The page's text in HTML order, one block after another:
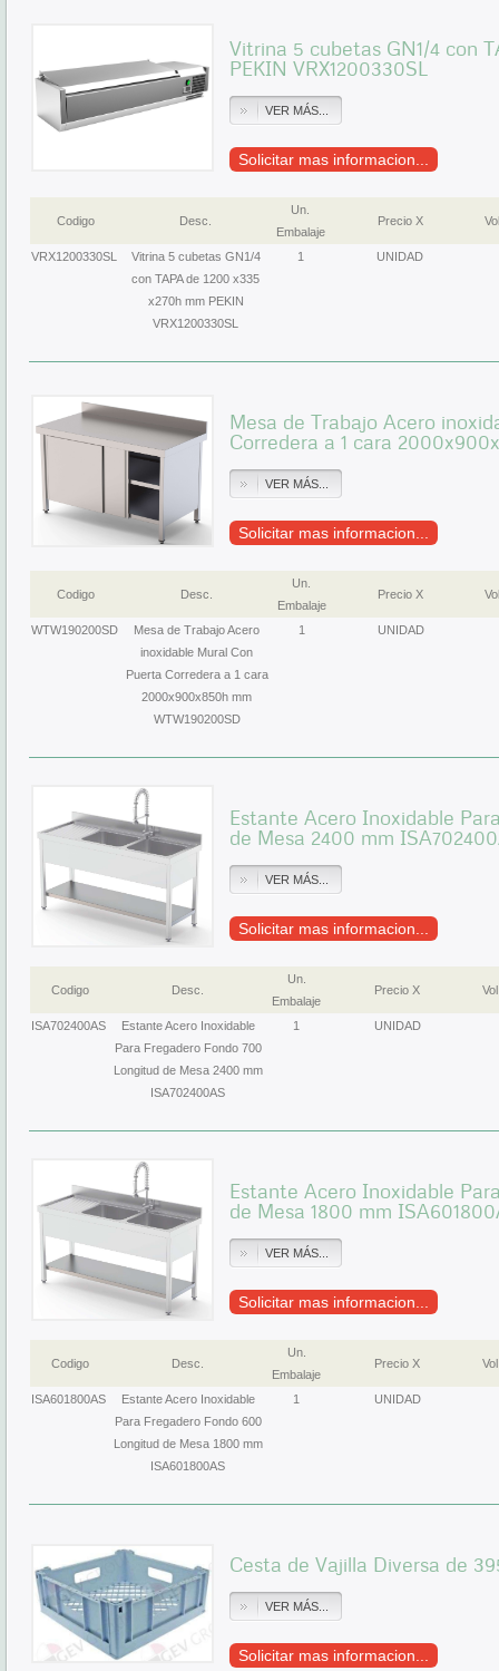
Vitrina 5 cubetas GN1/4 con
PEKIN VRX1200330SL
VER MÁS...
Solicitar mas informacion...
Codigo Desc.
Un.
Embalaje
Precio X
VRX1200330SL
Vitrina 5 cubetas GN1/4
con TAPA de 1200 x335
x270h mm PEKIN
VRX1200330SL
1 UNIDAD
Mesa de Trabajo Acero
Corredera a 1 cara
VER MÁS...
Solicitar mas informacion...
Codigo Desc.
Un.
Embalaje
Precio X
WTW190200SD
Mesa de Trabajo Acero
inoxidable Mural Con
Puerta Corredera a 1 cara
2000x900x850h mm
WTW190200SD
1 UNIDAD
Estante Acero Inoxidable
de Mesa 2400 mm
VER MÁS...
Solicitar mas informacion...
Codigo Desc.
Un.
Embalaje
Precio X
ISA702400AS
Estante Acero Inoxidable
Para Fregadero Fondo 700
Longitud de Mesa 2400 mm
ISA702400AS
1 UNIDAD
Estante Acero Inoxidable
de Mesa 1800 mm
VER MÁS...
Solicitar mas informacion...
Codigo Desc.
Un.
Embalaje
Precio X
ISA601800AS
Estante Acero Inoxidable
Para Fregadero Fondo 600
Longitud de Mesa 1800 mm
ISA601800AS
1 UNIDAD
Cesta de Vajilla Diversa de
VER MÁS...
Solicitar mas informacion...